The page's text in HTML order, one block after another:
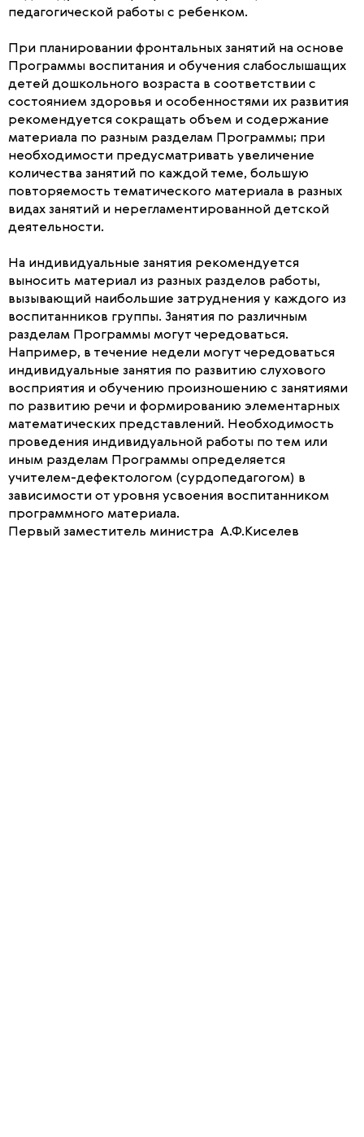
педагогической работы с ребенком.
При планировании фронтальных занятий на основе
Программы воспитания и обучения слабослышащих
детей дошкольного возраста в соответствии с
состоянием здоровья и особенностями их развития
рекомендуется сокращать объем и содержание
материала по разным разделам Программы; при
необходимости предусматривать увеличение
количества занятий по каждой теме, большую
повторяемость тематического материала в разных
видах занятий и нерегламентированной детской
деятельности.
На индивидуальные занятия рекомендуется
выносить материал из разных разделов работы,
вызывающий наибольшие затруднения у каждого из
воспитанников группы. Занятия по различным
разделам Программы могут чередоваться.
Например, в течение недели могут чередоваться
индивидуальные занятия по развитию слухового
восприятия и обучению произношению с занятиями
по развитию речи и формированию элементарных
математических представлений. Необходимость
проведения индивидуальной работы по тем или
иным разделам Программы определяется
учителем-дефектологом (сурдопедагогом) в
зависимости от уровня усвоения воспитанником
программного материала.
Первый заместитель министра А.Ф.Киселев